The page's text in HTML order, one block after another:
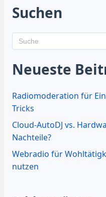
Suchen
Neueste
Radiomoderation für
Tricks
Cloud-AutoDJ vs.
Nachteile?
Webradio für
nutzen